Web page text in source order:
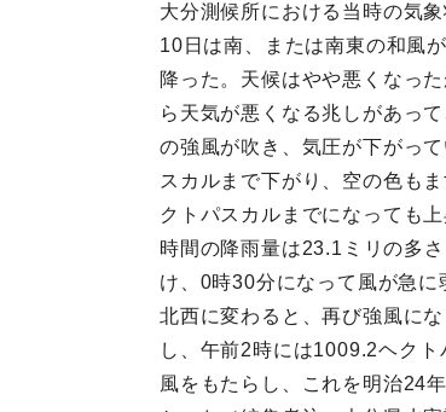
大分測候所における当時の気
10日は南、または南東の和風
降った。天候はやや悪くなっ
ら天気が悪くなる兆しがあっ
の強風が吹き、気圧が下がっ
スカルまで下がり、空の色も
クトパスカルまでになっても
時間の降雨量は23.1ミリの多
け、0時30分になって風が急
北西に変わると、再び強風に
し、午前2時には1009.2ヘク
風をもたらし、これを明治24